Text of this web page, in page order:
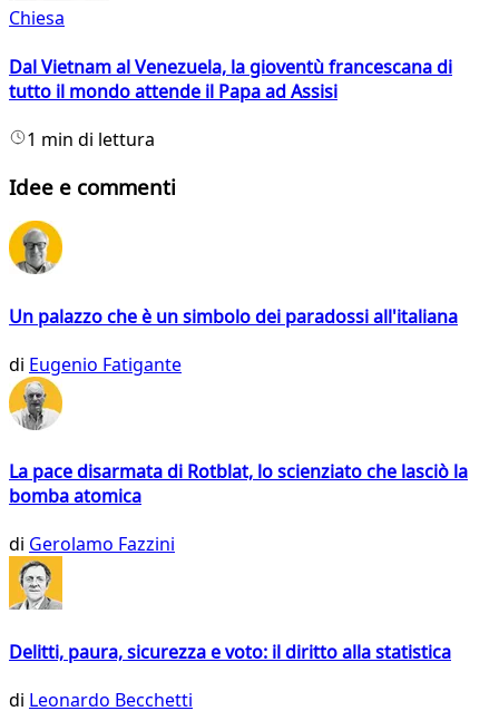
Chiesa
Dal Vietnam al Venezuela, la gioventù francescana di
tutto il mondo attende il Papa ad Assisi
1 min di lettura
Idee e commenti
Un palazzo che è un simbolo dei paradossi all'italiana
di Eugenio Fatigante
La pace disarmata di Rotblat, lo scienziato che lasciò la
bomba atomica
di Gerolamo Fazzini
Delitti, paura, sicurezza e voto: il diritto alla statistica
di Leonardo Becchetti